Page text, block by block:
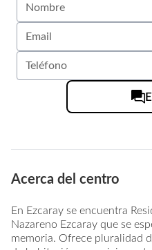
Acerca del centro
En Ezcaray se encuentra
Nazareno Ezcaray que se
memoria. Ofrece pluralidad